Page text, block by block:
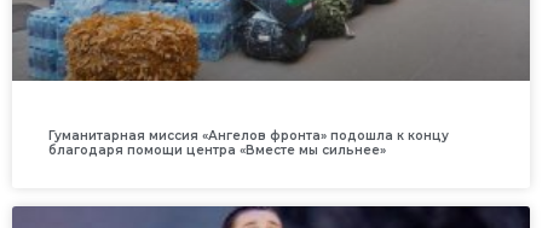
Гуманитарная миссия «Ангелов фронта» подошла к концу
благодаря помощи центра «Вместе мы сильнее»